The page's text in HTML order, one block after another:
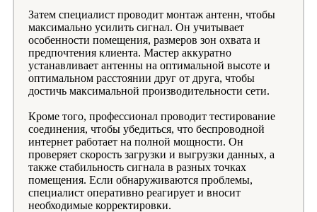
Затем специалист проводит монтаж антенн, чтобы
максимально усилить сигнал. Он учитывает
особенности помещения, размеров зон охвата и
предпочтения клиента. Мастер аккуратно
устанавливает антенны на оптимальной высоте и
оптимальном расстоянии друг от друга, чтобы
достичь максимальной производительности сети.
Кроме того, профессионал проводит тестирование
соединения, чтобы убедиться, что беспроводной
интернет работает на полной мощности. Он
проверяет скорость загрузки и выгрузки данных, а
также стабильность сигнала в разных точках
помещения. Если обнаруживаются проблемы,
специалист оперативно реагирует и вносит
необходимые корректировки.